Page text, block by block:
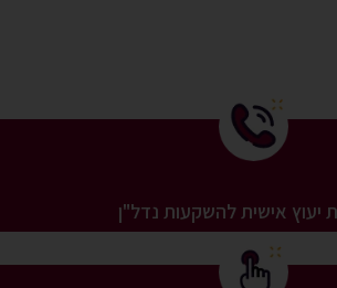
יעוץ אישית להשקעות נדל"ן